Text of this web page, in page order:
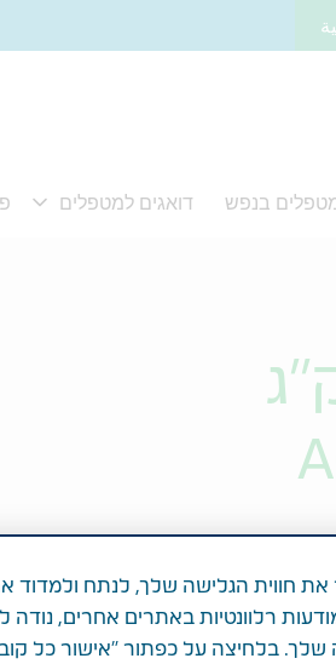
חווית הגלישה שלך, לנתח ולמדוד
רלוונטיות באתרים אחרים,
שלך. בלחיצה על כפתור "אישור כל